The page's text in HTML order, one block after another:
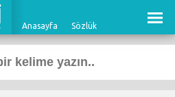
Anasayfa Sözlük